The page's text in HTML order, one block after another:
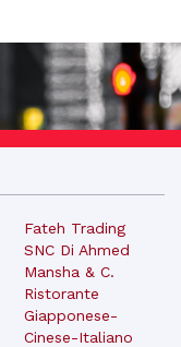
Fateh Trading
SNC Di Ahmed
Mansha & C.
Ristorante
Giapponese-
Cinese-Italiano